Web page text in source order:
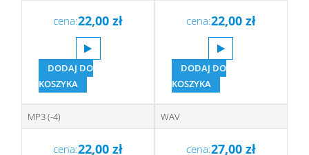
cena:22,00zł
DODAJ DO
KOSZYKA
cena:22,00 zł
DODAJ DO
KOSZYKA
MP3 (-4)
cena:22,00zł
WAV
cena:27,00 zł